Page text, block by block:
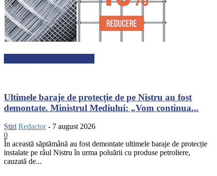
Ultimele baraje de protecție de pe Nistru au fost
demontate. Ministrul Mediului: „Vom continua...
Știri Redactor - 7 august 2026
0
În această săptămână au fost demontate ultimele baraje de protecție
instalate pe râul Nistru în urma poluării cu produse petroliere,
cauzată de...